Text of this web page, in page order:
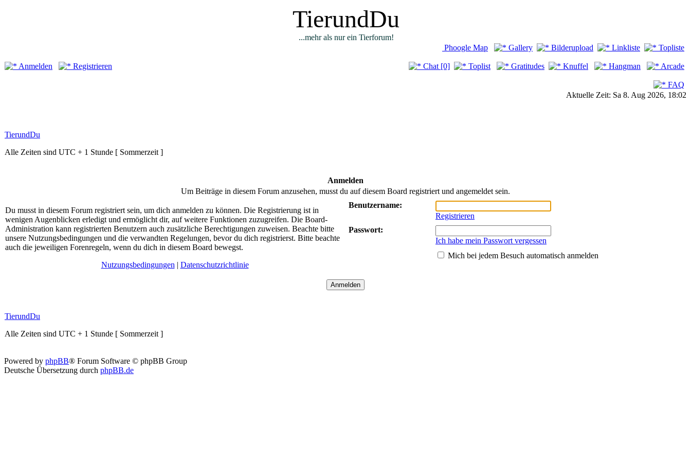
TierundDu
...mehr als nur ein Tierforum!
Anmelden Registrieren
Phoogle Map Gallery Bilderupload Linkliste Topliste
Chat [0] Toplist Gratitudes Knuffel Hangman Arcade
FAQ
Aktuelle Zeit: Sa 8. Aug 2026, 18:02
TierundDu
Alle Zeiten sind UTC + 1 Stunde [ Sommerzeit ]
Anmelden
Um Beiträge in diesem Forum anzusehen, musst du auf diesem Board registriert und angemeldet sein.
Du musst in diesem Forum registriert sein, um dich anmelden zu können. Die Registrierung ist in
wenigen Augenblicken erledigt und ermöglicht dir, auf weitere Funktionen zuzugreifen. Die Board-
Administration kann registrierten Benutzern auch zusätzliche Berechtigungen zuweisen. Beachte bitte
unsere Nutzungsbedingungen und die verwandten Regelungen, bevor du dich registrierst. Bitte beachte
auch die jeweiligen Forenregeln, wenn du dich in diesem Board bewegst.
Nutzungsbedingungen | Datenschutzrichtlinie
Benutzername:
Registrieren
Passwort:
Ich habe mein Passwort vergessen
Mich bei jedem Besuch automatisch anmelden
TierundDu
Alle Zeiten sind UTC + 1 Stunde [ Sommerzeit ]
Powered by phpBB® Forum Software © phpBB Group
Deutsche Übersetzung durch phpBB.de